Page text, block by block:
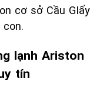
cơ sở Cầu GIấy
lạnh Ariston
tín